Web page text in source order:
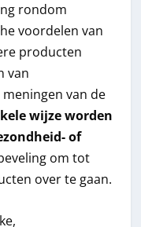
rondom
voordelen van
producten
van
van de
wijze worden
of
om tot
over te gaan.